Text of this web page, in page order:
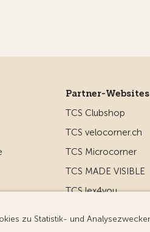
Partner-Websites
TCS Clubshop
TCS velocorner.ch
TCS Microcorner
TCS MADE VISIBLE
TCS lex4you